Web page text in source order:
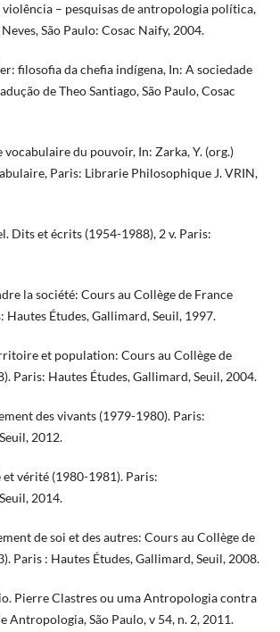
– pesquisas de antropologia política,
São Paulo: Cosac Naify, 2004.
filosofia da chefia indígena, In: A sociedade
de Theo Santiago, São Paulo, Cosac
vocabulaire du pouvoir, In: Zarka, Y. (org.)
Paris: Librarie Philosophique J. VRIN,
Dits et écrits (1954-1988), 2 v. Paris:
la société: Cours au Collège de France
Hautes Études, Gallimard, Seuil, 1997.
et population: Cours au Collège de
Paris: Hautes Études, Gallimard, Seuil, 2004.
des vivants (1979-1980). Paris:
2012.
et vérité (1980-1981). Paris:
2014.
de soi et des autres: Cours au Collège de
Paris : Hautes Études, Gallimard, Seuil, 2008.
Pierre Clastres ou uma Antropologia contra
Antropologia, São Paulo, v 54, n. 2, 2011.